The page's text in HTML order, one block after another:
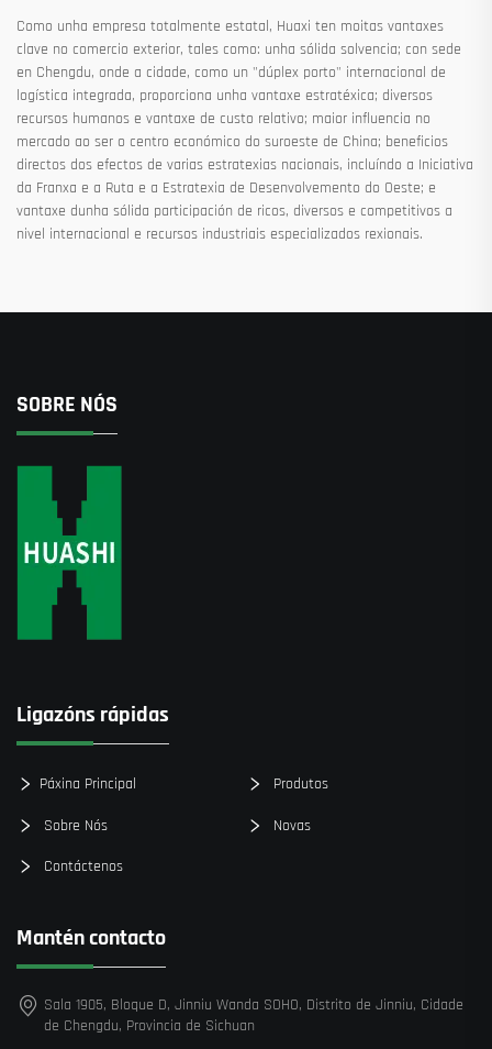
Como unha empresa totalmente estatal, Huaxi ten moitas vantaxes
clave no comercio exterior, tales como: unha sólida solvencia; con sede
en Chengdu, onde a cidade, como un "dúplex porto" internacional de
logística integrada, proporciona unha vantaxe estratéxica; diversos
recursos humanos e vantaxe de custo relativo; maior influencia no
mercado ao ser o centro económico do suroeste de China; beneficios
directos dos efectos de varias estratexias nacionais, incluíndo a Iniciativa
da Franxa e a Ruta e a Estratexia de Desenvolvemento do Oeste; e
vantaxe dunha sólida participación de ricos, diversos e competitivos a
nivel internacional e recursos industriais especializados rexionais.
SOBRE NÓS
Ligazóns rápidas
Páxina Principal Produtos
Sobre Nós Novas
Contáctenos
Mantén contacto
Sala 1905, Bloque D, Jinniu Wanda SOHO, Distrito de Jinniu, Cidade
de Chengdu, Provincia de Sichuan